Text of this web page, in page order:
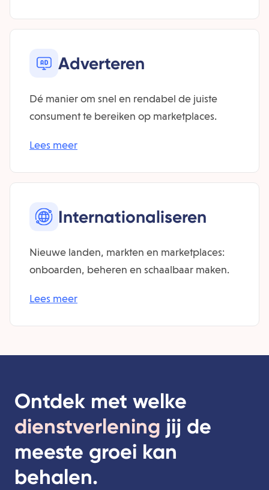
Adverteren
Dé manier om snel en rendabel de juiste
consument te bereiken op marketplaces.
Lees meer
Inter­nationaliseren
Nieuwe landen, markten en marketplaces:
onboarden, beheren en schaalbaar maken.
Lees meer
Ontdek met welke
dienstverlening jij de
meeste groei kan
behalen.